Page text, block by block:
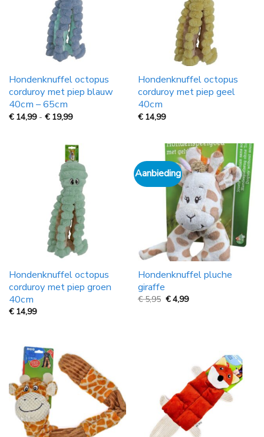
Hondenknuffel octopus
corduroy met piep blauw
40cm – 65cm
€ 14,99 - € 19,99Prijsklasse:
€
19,99
Hondenknuffel octopus
corduroy met piep geel
40cm
€ 14,99
Hondenknuffel octopus
corduroy met piep groen
40cm
€ 14,99
Aanbieding
Hondenknuffel pluche
giraffe
€5,95 Oorspronkelijke
prijs
€4,99Huidige